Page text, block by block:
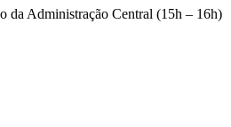
da Administração Central (15h – 16h)